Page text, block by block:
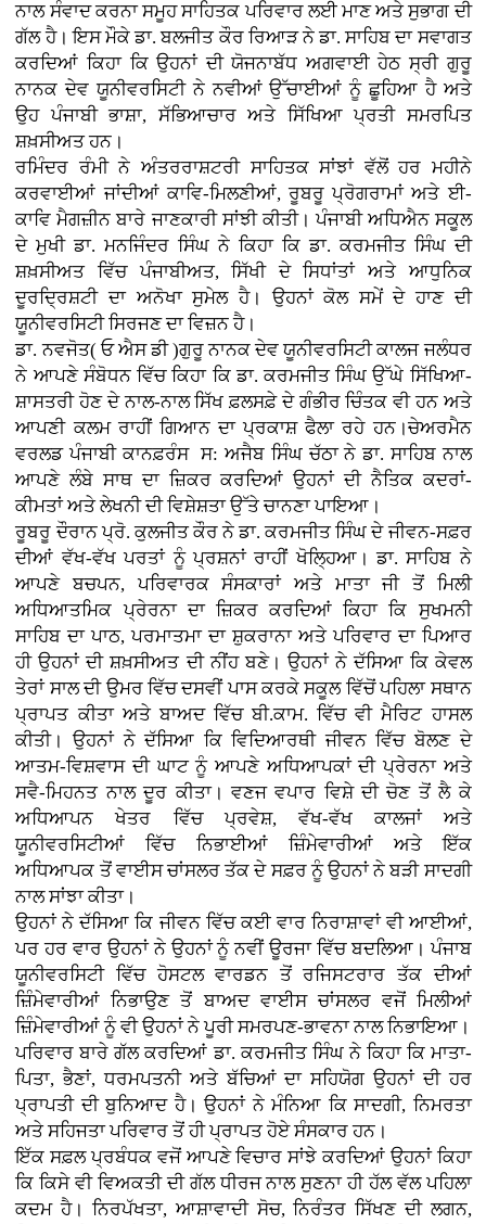
ਨਾਲ ਸੰਵਾਦ ਕਰਨਾ ਸਮੂਹ ਸਾਹਿਤਕ ਪਰਿਵਾਰ ਲਈ ਮਾਣ ਅਤੇ ਸੁਭਾਗ ਦੀ
ਗੱਲ ਹੈ। ਇਸ ਮੌਕੇ ਡਾ. ਬਲਜੀਤ ਕੌਰ ਰਿਆੜ ਨੇ ਡਾ. ਸਾਹਿਬ ਦਾ ਸਵਾਗਤ
ਕਰਦਿਆਂ ਕਿਹਾ ਕਿ ਉਹਨਾਂ ਦੀ ਯੋਜਨਾਬੱਧ ਅਗਵਾਈ ਹੇਠ ਸ੍ਰੀ ਗੁਰੂ
ਨਾਨਕ ਦੇਵ ਯੂਨੀਵਰਸਿਟੀ ਨੇ ਨਵੀਆਂ ਉੱਚਾਈਆਂ ਨੂੰ ਛੂਹਿਆ ਹੈ ਅਤੇ
ਉਹ ਪੰਜਾਬੀ ਭਾਸ਼ਾ, ਸੱਭਿਆਚਾਰ ਅਤੇ ਸਿੱਖਿਆ ਪ੍ਰਤੀ ਸਮਰਪਿਤ
ਸ਼ਖ਼ਸੀਅਤ ਹਨ।
ਰਮਿੰਦਰ ਰੰਮੀ ਨੇ ਅੰਤਰਰਾਸ਼ਟਰੀ ਸਾਹਿਤਕ ਸਾਂਝਾਂ ਵੱਲੋਂ ਹਰ ਮਹੀਨੇ
ਕਰਵਾਈਆਂ ਜਾਂਦੀਆਂ ਕਾਵਿ-ਮਿਲਣੀਆਂ, ਰੂਬਰੂ ਪ੍ਰੋਗਰਾਮਾਂ ਅਤੇ ਈ-
ਕਾਵਿ ਮੈਗਜ਼ੀਨ ਬਾਰੇ ਜਾਣਕਾਰੀ ਸਾਂਝੀ ਕੀਤੀ। ਪੰਜਾਬੀ ਅਧਿਐਨ ਸਕੂਲ
ਦੇ ਮੁਖੀ ਡਾ. ਮਨਜਿੰਦਰ ਸਿੰਘ ਨੇ ਕਿਹਾ ਕਿ ਡਾ. ਕਰਮਜੀਤ ਸਿੰਘ ਦੀ
ਸ਼ਖ਼ਸੀਅਤ ਵਿੱਚ ਪੰਜਾਬੀਅਤ, ਸਿੱਖੀ ਦੇ ਸਿਧਾਂਤਾਂ ਅਤੇ ਆਧੁਨਿਕ
ਦੂਰਦ੍ਰਿਸ਼ਟੀ ਦਾ ਅਨੋਖਾ ਸੁਮੇਲ ਹੈ। ਉਹਨਾਂ ਕੋਲ ਸਮੇਂ ਦੇ ਹਾਣ ਦੀ
ਯੂਨੀਵਰਸਿਟੀ ਸਿਰਜਣ ਦਾ ਵਿਜ਼ਨ ਹੈ।
ਡਾ. ਨਵਜੋਤ( ਓ ਐਸ ਡੀ )ਗੁਰੂ ਨਾਨਕ ਦੇਵ ਯੂਨੀਵਰਸਿਟੀ ਕਾਲਜ ਜਲੰਧਰ
ਨੇ ਆਪਣੇ ਸੰਬੋਧਨ ਵਿੱਚ ਕਿਹਾ ਕਿ ਡਾ. ਕਰਮਜੀਤ ਸਿੰਘ ਉੱਘੇ ਸਿੱਖਿਆ-
ਸ਼ਾਸਤਰੀ ਹੋਣ ਦੇ ਨਾਲ-ਨਾਲ ਸਿੱਖ ਫ਼ਲਸਫ਼ੇ ਦੇ ਗੰਭੀਰ ਚਿੰਤਕ ਵੀ ਹਨ ਅਤੇ
ਆਪਣੀ ਕਲਮ ਰਾਹੀਂ ਗਿਆਨ ਦਾ ਪ੍ਰਕਾਸ਼ ਫੈਲਾ ਰਹੇ ਹਨ।ਚੇਅਰਮੈਨ
ਵਰਲਡ ਪੰਜਾਬੀ ਕਾਨਫ਼ਰੰਸ ਸ: ਅਜੈਬ ਸਿੰਘ ਚੱਠਾ ਨੇ ਡਾ. ਸਾਹਿਬ ਨਾਲ
ਆਪਣੇ ਲੰਬੇ ਸਾਥ ਦਾ ਜ਼ਿਕਰ ਕਰਦਿਆਂ ਉਹਨਾਂ ਦੀ ਨੈਤਿਕ ਕਦਰਾਂ-
ਕੀਮਤਾਂ ਅਤੇ ਲੇਖਨੀ ਦੀ ਵਿਸ਼ੇਸ਼ਤਾ ਉੱਤੇ ਚਾਨਣਾ ਪਾਇਆ।
ਰੂਬਰੂ ਦੌਰਾਨ ਪ੍ਰੋ. ਕੁਲਜੀਤ ਕੌਰ ਨੇ ਡਾ. ਕਰਮਜੀਤ ਸਿੰਘ ਦੇ ਜੀਵਨ-ਸਫ਼ਰ
ਦੀਆਂ ਵੱਖ-ਵੱਖ ਪਰਤਾਂ ਨੂੰ ਪ੍ਰਸ਼ਨਾਂ ਰਾਹੀਂ ਖੋਲ੍ਹਿਆ। ਡਾ. ਸਾਹਿਬ ਨੇ
ਆਪਣੇ ਬਚਪਨ, ਪਰਿਵਾਰਕ ਸੰਸਕਾਰਾਂ ਅਤੇ ਮਾਤਾ ਜੀ ਤੋਂ ਮਿਲੀ
ਅਧਿਆਤਮਿਕ ਪ੍ਰੇਰਨਾ ਦਾ ਜ਼ਿਕਰ ਕਰਦਿਆਂ ਕਿਹਾ ਕਿ ਸੁਖਮਨੀ
ਸਾਹਿਬ ਦਾ ਪਾਠ, ਪਰਮਾਤਮਾ ਦਾ ਸ਼ੁਕਰਾਨਾ ਅਤੇ ਪਰਿਵਾਰ ਦਾ ਪਿਆਰ
ਹੀ ਉਹਨਾਂ ਦੀ ਸ਼ਖ਼ਸੀਅਤ ਦੀ ਨੀਂਹ ਬਣੇ। ਉਹਨਾਂ ਨੇ ਦੱਸਿਆ ਕਿ ਕੇਵਲ
ਤੇਰਾਂ ਸਾਲ ਦੀ ਉਮਰ ਵਿੱਚ ਦਸਵੀਂ ਪਾਸ ਕਰਕੇ ਸਕੂਲ ਵਿੱਚੋਂ ਪਹਿਲਾ ਸਥਾਨ
ਪ੍ਰਾਪਤ ਕੀਤਾ ਅਤੇ ਬਾਅਦ ਵਿੱਚ ਬੀ.ਕਾਮ. ਵਿੱਚ ਵੀ ਮੈਰਿਟ ਹਾਸਲ
ਕੀਤੀ। ਉਹਨਾਂ ਨੇ ਦੱਸਿਆ ਕਿ ਵਿਦਿਆਰਥੀ ਜੀਵਨ ਵਿੱਚ ਬੋਲਣ ਦੇ
ਆਤਮ-ਵਿਸ਼ਵਾਸ ਦੀ ਘਾਟ ਨੂੰ ਆਪਣੇ ਅਧਿਆਪਕਾਂ ਦੀ ਪ੍ਰੇਰਨਾ ਅਤੇ
ਸਵੈ-ਮਿਹਨਤ ਨਾਲ ਦੂਰ ਕੀਤਾ। ਵਣਜ ਵਪਾਰ ਵਿਸ਼ੇ ਦੀ ਚੋਣ ਤੋਂ ਲੈ ਕੇ
ਅਧਿਆਪਨ ਖੇਤਰ ਵਿੱਚ ਪ੍ਰਵੇਸ਼, ਵੱਖ-ਵੱਖ ਕਾਲਜਾਂ ਅਤੇ
ਯੂਨੀਵਰਸਿਟੀਆਂ ਵਿੱਚ ਨਿਭਾਈਆਂ ਜ਼ਿੰਮੇਵਾਰੀਆਂ ਅਤੇ ਇੱਕ
ਅਧਿਆਪਕ ਤੋਂ ਵਾਈਸ ਚਾਂਸਲਰ ਤੱਕ ਦੇ ਸਫ਼ਰ ਨੂੰ ਉਹਨਾਂ ਨੇ ਬੜੀ ਸਾਦਗੀ
ਨਾਲ ਸਾਂਝਾ ਕੀਤਾ।
ਉਹਨਾਂ ਨੇ ਦੱਸਿਆ ਕਿ ਜੀਵਨ ਵਿੱਚ ਕਈ ਵਾਰ ਨਿਰਾਸ਼ਾਵਾਂ ਵੀ ਆਈਆਂ,
ਪਰ ਹਰ ਵਾਰ ਉਹਨਾਂ ਨੇ ਉਹਨਾਂ ਨੂੰ ਨਵੀਂ ਊਰਜਾ ਵਿੱਚ ਬਦਲਿਆ। ਪੰਜਾਬ
ਯੂਨੀਵਰਸਿਟੀ ਵਿੱਚ ਹੋਸਟਲ ਵਾਰਡਨ ਤੋਂ ਰਜਿਸਟਰਾਰ ਤੱਕ ਦੀਆਂ
ਜ਼ਿੰਮੇਵਾਰੀਆਂ ਨਿਭਾਉਣ ਤੋਂ ਬਾਅਦ ਵਾਈਸ ਚਾਂਸਲਰ ਵਜੋਂ ਮਿਲੀਆਂ
ਜ਼ਿੰਮੇਵਾਰੀਆਂ ਨੂੰ ਵੀ ਉਹਨਾਂ ਨੇ ਪੂਰੀ ਸਮਰਪਣ-ਭਾਵਨਾ ਨਾਲ ਨਿਭਾਇਆ।
ਪਰਿਵਾਰ ਬਾਰੇ ਗੱਲ ਕਰਦਿਆਂ ਡਾ. ਕਰਮਜੀਤ ਸਿੰਘ ਨੇ ਕਿਹਾ ਕਿ ਮਾਤਾ-
ਪਿਤਾ, ਭੈਣਾਂ, ਧਰਮਪਤਨੀ ਅਤੇ ਬੱਚਿਆਂ ਦਾ ਸਹਿਯੋਗ ਉਹਨਾਂ ਦੀ ਹਰ
ਪ੍ਰਾਪਤੀ ਦੀ ਬੁਨਿਆਦ ਹੈ। ਉਹਨਾਂ ਨੇ ਮੰਨਿਆ ਕਿ ਸਾਦਗੀ, ਨਿਮਰਤਾ
ਅਤੇ ਸਹਿਜਤਾ ਪਰਿਵਾਰ ਤੋਂ ਹੀ ਪ੍ਰਾਪਤ ਹੋਏ ਸੰਸਕਾਰ ਹਨ।
ਇੱਕ ਸਫ਼ਲ ਪ੍ਰਬੰਧਕ ਵਜੋਂ ਆਪਣੇ ਵਿਚਾਰ ਸਾਂਝੇ ਕਰਦਿਆਂ ਉਹਨਾਂ ਕਿਹਾ
ਕਿ ਕਿਸੇ ਵੀ ਵਿਅਕਤੀ ਦੀ ਗੱਲ ਧੀਰਜ ਨਾਲ ਸੁਣਨਾ ਹੀ ਹੱਲ ਵੱਲ ਪਹਿਲਾ
ਕਦਮ ਹੈ। ਨਿਰਪੱਖਤਾ, ਆਸ਼ਾਵਾਦੀ ਸੋਚ, ਨਿਰੰਤਰ ਸਿੱਖਣ ਦੀ ਲਗਨ,